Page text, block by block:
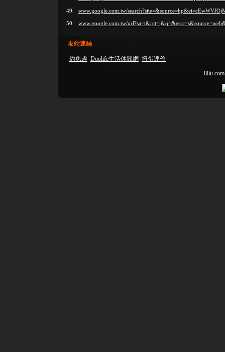
49. www.google.com.tw/
50. www.google.com.tw/
友站連結
釣魚趣 Doolife生活休閒網 扭蛋達倫